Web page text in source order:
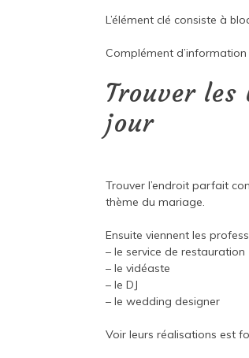
L’élément clé consiste à
Complément
Trouver
jour
Trouver l’endroit parfait
thème du mariage.
Ensuite viennent les
– le service de restauration
– le vidéaste
– le DJ
– le wedding designer
Voir leurs réalisations est